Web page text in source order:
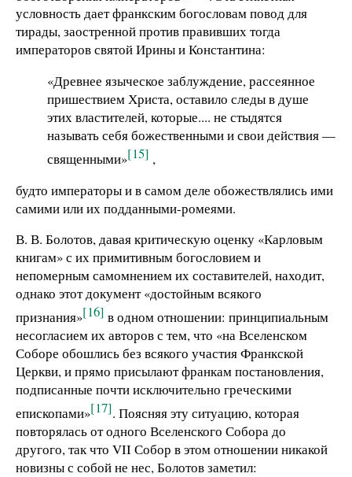
условность дает франкским богословам повод для
тирады, заостренной против правивших тогда
императоров святой Ирины и Константина:
«Древнее языческое заблуждение, рассеянное
пришествием Христа, оставило следы в душе
этих властителей, которые.... не стыдятся
называть себя божественными и свои действия —
священными»[15] ,
будто императоры и в самом деле обожествлялись ими
самими или их подданными-ромеями.
В. В. Болотов, давая критическую оценку «Карловым
книгам» с их примитивным богословием и
непомерным самомнением их составителей, находит,
однако этот документ «достойным всякого
признания»[16] в одном отношении: принципиальным
несогласием их авторов с тем, что «на Вселенском
Соборе обошлись без всякого участия Франкской
Церкви, и прямо присылают франкам постановления,
подписанные почти исключительно греческими
епископами»[17]. Поясняя эту ситуацию, которая
повторялась от одного Вселенского Собора до
другого, так что VII Собор в этом отношении никакой
новизны с собой не нес, Болотов заметил: